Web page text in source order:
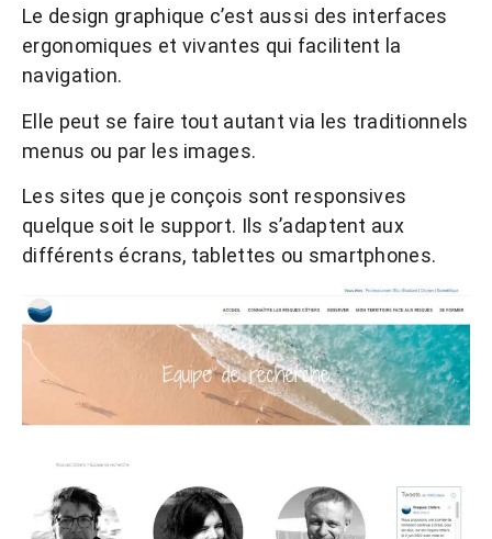
Le design graphique c’est aussi des interfaces
ergonomiques et vivantes qui facilitent la
navigation.
Elle peut se faire tout autant via les traditionnels
menus ou par les images.
Les sites que je conçois sont responsives
quelque soit le support. Ils s’adaptent aux
différents écrans, tablettes ou smartphones.